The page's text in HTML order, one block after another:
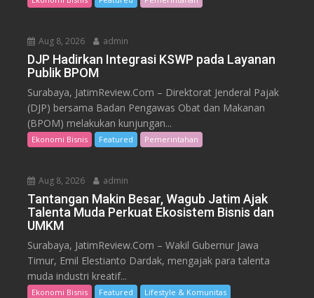
Aug 8, 2026 admin
DJP Hadirkan Integrasi KSWP pada Layanan
Publik BPOM
Surabaya, JatimReview.Com – Direktorat Jenderal Pajak
(DJP) bersama Badan Pengawas Obat dan Makanan
(BPOM) melakukan kunjungan...
Ekonomi Bisnis Featured Pemerintahan
Aug 8, 2026 admin
Tantangan Makin Besar, Wagub Jatim Ajak
Talenta Muda Perkuat Ekosistem Bisnis dan
UMKM
Surabaya, JatimReview.Com – Wakil Gubernur Jawa
Timur, Emil Elestianto Dardak, mengajak para talenta
muda industri kreatif...
Ekonomi Bisnis Featured Lifestyle & Komunitas